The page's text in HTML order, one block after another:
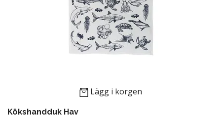
Lägg i korgen
Kökshandduk Hav